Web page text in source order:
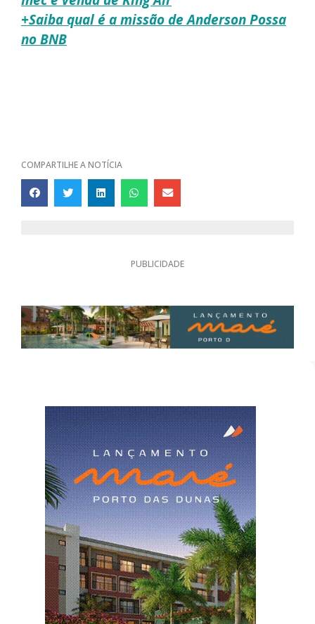
+Saiba qual é a missão de Anderson Possa
no BNB
COMPARTILHE A NOTÍCIA
PUBLICIDADE